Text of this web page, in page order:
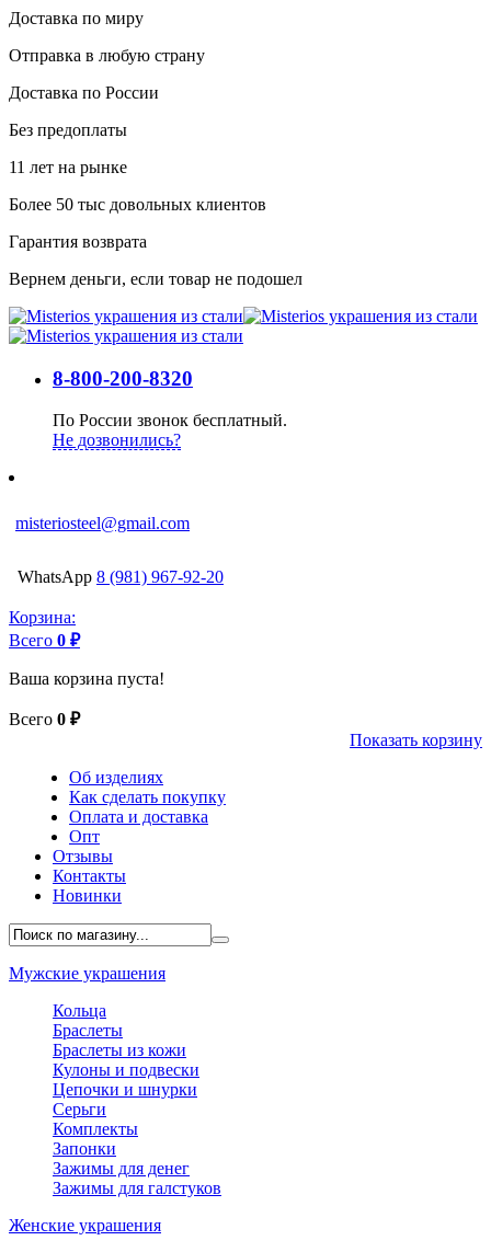
Доставка по миру
Отправка в любую страну
Доставка по России
Без предоплаты
11 лет на рынке
Более 50 тыс довольных клиентов
Гарантия возврата
Вернем деньги, если товар не подошел
8-800-200-8320
По России звонок бесплатный.
Не дозвонились?
misteriosteel@gmail.com
WhatsApp 8 (981) 967-92-20
Корзина:
Всего 0 ₽
Ваша корзина пуста!
Всего 0 ₽
Показать корзину
Об изделиях
Как сделать покупку
Оплата и доставка
Опт
Отзывы
Контакты
Новинки
Мужские украшения
Кольца
Браслеты
Браслеты из кожи
Кулоны и подвески
Цепочки и шнурки
Серьги
Комплекты
Запонки
Зажимы для денег
Зажимы для галстуков
Женские украшения